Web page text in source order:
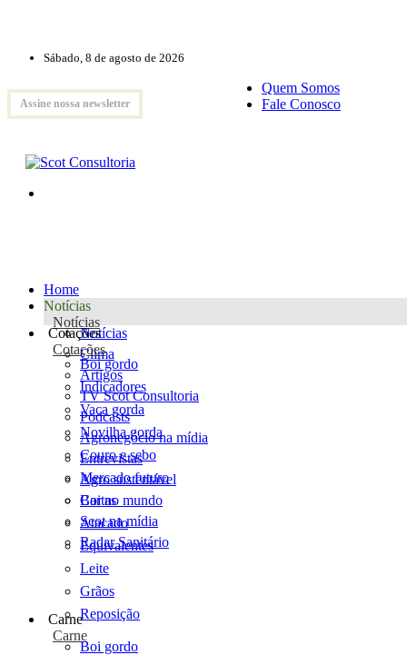
Sábado, 8 de agosto de 2026
Assine nossa newsletter
Quem Somos
Fale Conosco
Home
Notícias
Notícias
Notícias
Clima
Artigos
TV Scot Consultoria
Podcasts
Agronegócio na mídia
Entrevistas
Agro sustentável
Cartas
Scot na mídia
Radar Sanitário
Cotações
Cotações
Boi gordo
Indicadores
Vaca gorda
Novilha gorda
Couro e sebo
Mercado futuro
Boi no mundo
Atacado
Equivalentes
Leite
Grãos
Reposição
Carne
Carne
Boi gordo